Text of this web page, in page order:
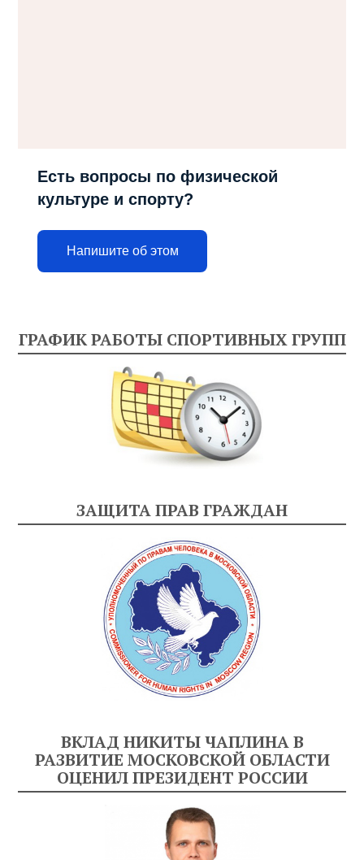
Есть вопросы по физической
культуре и спорту?
Напишите об этом
ГРАФИК РАБОТЫ СПОРТИВНЫХ ГРУПП
ЗАЩИТА ПРАВ ГРАЖДАН
ВКЛАД НИКИТЫ ЧАПЛИНА В
РАЗВИТИЕ МОСКОВСКОЙ ОБЛАСТИ
ОЦЕНИЛ ПРЕЗИДЕНТ РОССИИ